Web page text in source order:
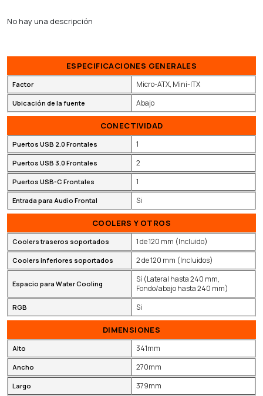
No hay una descripción
ESPECIFICACIONES GENERALES
Factor Micro-ATX, Mini-ITX
Ubicación de la fuente Abajo
CONECTIVIDAD
Puertos USB 2.0 Frontales 1
Puertos USB 3.0 Frontales 2
Puertos USB-C Frontales 1
Entrada para Audio Frontal Si
COOLERS Y OTROS
Coolers traseros soportados 1 de 120 mm (Incluido)
Coolers inferiores soportados 2 de 120 mm (Incluidos)
Espacio para Water Cooling
Sí (Lateral hasta 240 mm,
Fondo/abajo hasta 240 mm)
RGB Si
DIMENSIONES
Alto 341mm
Ancho 270mm
Largo 379mm